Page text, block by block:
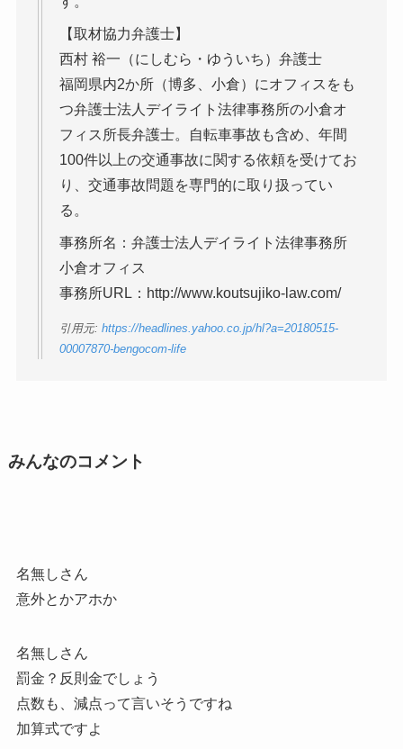
【取材協力弁護士】
西村 裕一（にしむら・ゆういち）弁護士
福岡県内2か所（博多、小倉）にオフィスをも
つ弁護士法人デイライト法律事務所の小倉オ
フィス所長弁護士。自転車事故も含め、年間
100件以上の交通事故に関する依頼を受けてお
り、交通事故問題を専門的に取り扱ってい
る。
事務所名：弁護士法人デイライト法律事務所
小倉オフィス
事務所URL：http://www.koutsujiko-law.com/
引用元: https://headlines.yahoo.co.jp/hl?a=20180515-
00007870-bengocom-life
みんなのコメント
名無しさん
意外とかアホか
名無しさん
罰金？反則金でしょう
点数も、減点って言いそうですね
加算式ですよ